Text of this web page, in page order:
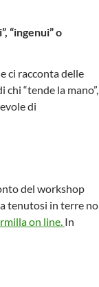
“ingenui” o
ci racconta delle
“tende la mano”,
di
del workshop
tenutosi in terre no
on line. In